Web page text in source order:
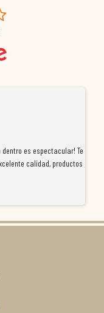
es espectacular! Te
calidad, productos